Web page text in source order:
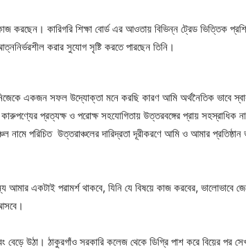
কাজ করছেন। কারিগরি শিক্ষা বোর্ড এর আওতায় বিভিন্ন ট্রেড ভিত্তিক
করার সুযোগ সৃষ্টি করতে পারছেন তিনি।
একজন সফল উদ্যোক্তা মনে করছি কারণ আমি অর্থনৈতিক ভাবে
প্রত্যক্ষ ও পরোক্ষ সহযোগিতায় উত্তরবঙ্গের প্রায় সহস্রাধিক
নামে পরিচিত উত্তরাঞ্চলের দারিদ্রতা দূরীকরণে আমি ও আমার প্রতিষ্ঠান
একটাই পরামর্শ থাকবে, যিনি যে বিষয়ে কাজ করবের, ভালোভাবে
বেড়ে উঠা। ঠাকুরগাঁও সরকারি কলেজ থেকে ডিগ্রি পাশ করে বিয়ের পর